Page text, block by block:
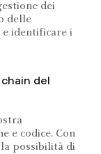
dei
delle
identificare i
del
e codice. Con
possibilità di